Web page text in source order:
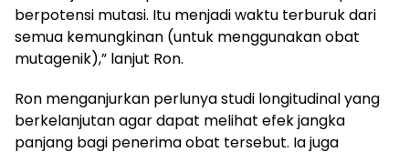
berpotensi mutasi. Itu menjadi waktu terburuk dari
semua kemungkinan (untuk menggunakan obat
mutagenik),” lanjut Ron.
Ron menganjurkan perlunya studi longitudinal yang
berkelanjutan agar dapat melihat efek jangka
panjang bagi penerima obat tersebut. Ia juga